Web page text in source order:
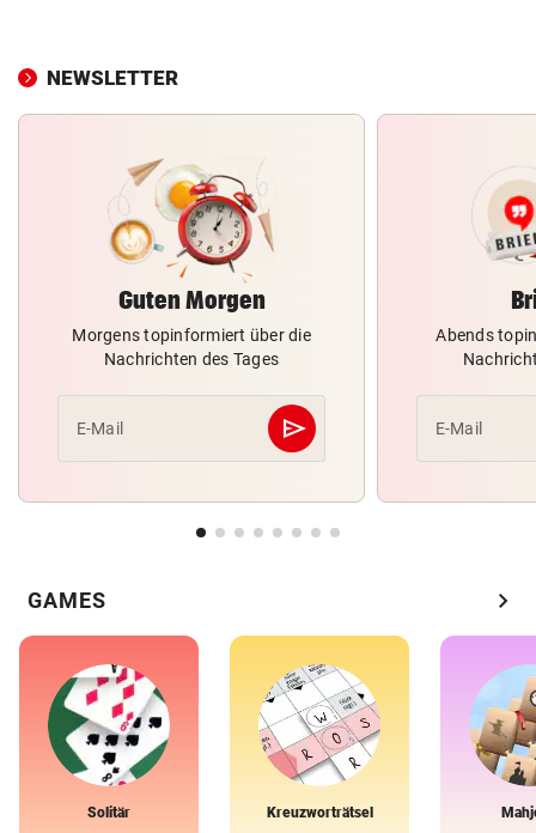
NEWSLETTER
Guten Morgen
Morgens topinformiert über die
Nachrichten des Tages
E-Mail send
Abschicken
Abends
E-Mail
GAMES chevron_right
Solitär Kreuzworträtsel